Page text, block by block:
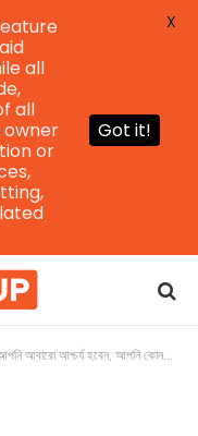
আপনি কোনগুলি 500 সিসির মধ্যে সেরা বাইকগুলি জেনে নিন।
all
all
owner
or
Got it!
X